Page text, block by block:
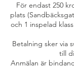
För endast 250
plats
och 1 inspelad
Betalning sker via
till
Anmälan är